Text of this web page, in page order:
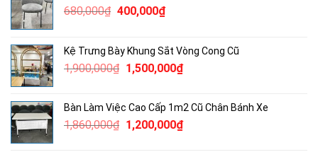
680,000₫ Giá
680,000₫.
400,000₫Giá
là:
400,000₫.
Kệ Trưng Bày Khung Sắt Vòng Cong Cũ
1,900,000₫ Giá
1,900,000₫.
1,500,000₫Giá
là:
1,500,000₫.
Bàn Làm Việc Cao Cấp 1m2 Cũ Chân Bánh Xe
1,860,000₫ Giá
1,200,000₫Giá